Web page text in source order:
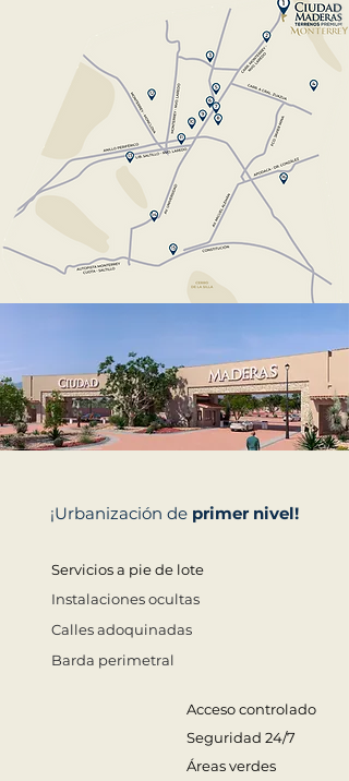
¡Urbanización de primer nivel!
Servicios a pie de lote
Instalaciones ocultas
Calles adoquinadas
Barda perimetral
Acceso controlado
Seguridad 24/7
Áreas verdes